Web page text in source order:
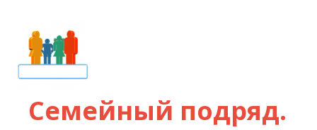
Семейный подряд.